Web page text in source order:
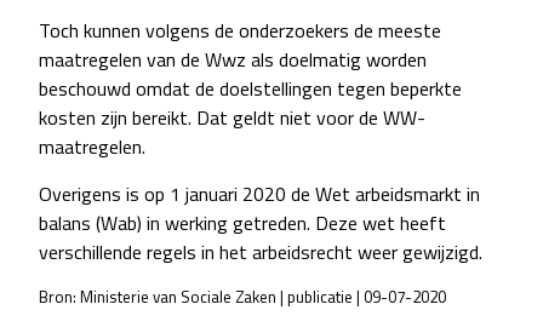
Toch kunnen volgens de onderzoekers de meeste
maatregelen van de Wwz als doelmatig worden
beschouwd omdat de doelstellingen tegen beperkte
kosten zijn bereikt. Dat geldt niet voor de WW-
maatregelen.
Overigens is op 1 januari 2020 de Wet arbeidsmarkt in
balans (Wab) in werking getreden. Deze wet heeft
verschillende regels in het arbeidsrecht weer gewijzigd.
Bron: Ministerie van Sociale Zaken | publicatie | 09-07-2020